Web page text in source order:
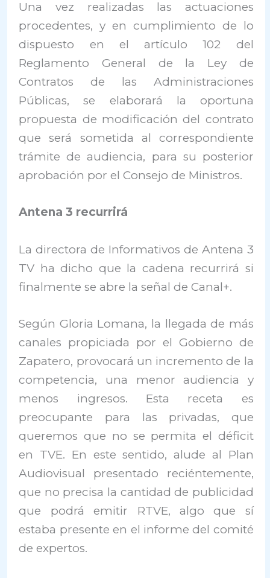
Una vez realizadas las actuaciones
procedentes, y en cumplimiento de lo
dispuesto en el artículo 102 del
Reglamento General de la Ley de
Contratos de las Administraciones
Públicas, se elaborará la oportuna
propuesta de modificación del contrato
que será sometida al correspondiente
trámite de audiencia, para su posterior
aprobación por el Consejo de Ministros.
Antena 3 recurrirá
La directora de Informativos de Antena 3
TV ha dicho que la cadena recurrirá si
finalmente se abre la señal de Canal+.
Según Gloria Lomana, la llegada de más
canales propiciada por el Gobierno de
Zapatero, provocará un incremento de la
competencia, una menor audiencia y
menos ingresos. Esta receta es
preocupante para las privadas, que
queremos que no se permita el déficit
en TVE. En este sentido, alude al Plan
Audiovisual presentado reciéntemente,
que no precisa la cantidad de publicidad
que podrá emitir RTVE, algo que sí
estaba presente en el informe del comité
de expertos.